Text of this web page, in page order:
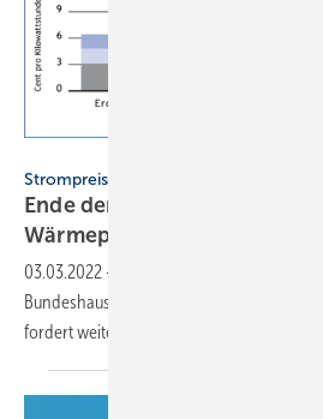
Strompreise
Ende der EEG-Umlage:
Wärmepumpen-Rollout
03.03.2022 -
Bundeshaushalt als Meilenstein für den
fordert weitere strompreissenkende